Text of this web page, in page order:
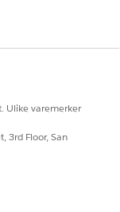
Ulike varemerker
3rd Floor, San